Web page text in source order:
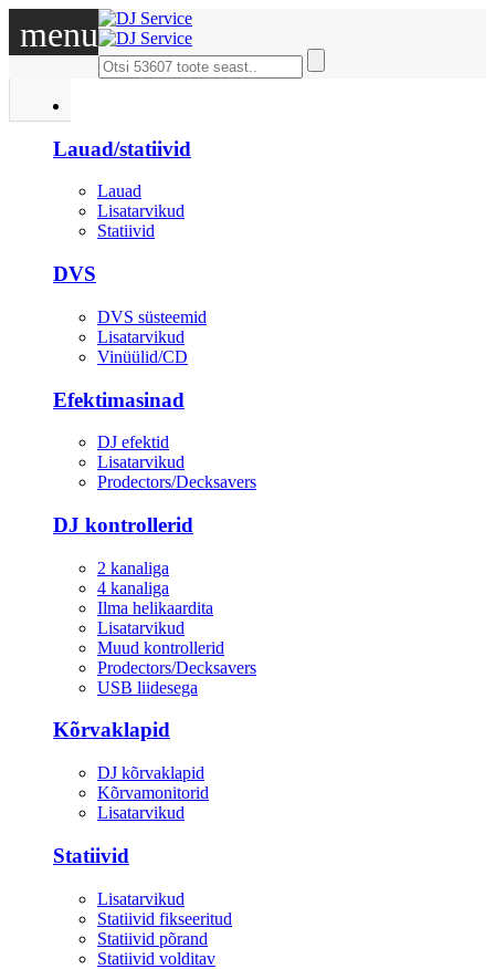
menu
Lauad/statiivid
Lauad
Lisatarvikud
Statiivid
DVS
DVS süsteemid
Lisatarvikud
Vinüülid/CD
Efektimasinad
DJ efektid
Lisatarvikud
Prodectors/Decksavers
DJ kontrollerid
2 kanaliga
4 kanaliga
Ilma helikaardita
Lisatarvikud
Muud kontrollerid
Prodectors/Decksavers
USB liidesega
Kõrvaklapid
DJ kõrvaklapid
Kõrvamonitorid
Lisatarvikud
Statiivid
Lisatarvikud
Statiivid fikseeritud
Statiivid põrand
Statiivid volditav